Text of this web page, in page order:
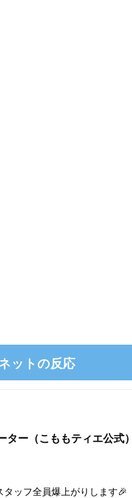
ットの反応
ー（こももティエ公式）
ッフ全員爆上がりします🎉